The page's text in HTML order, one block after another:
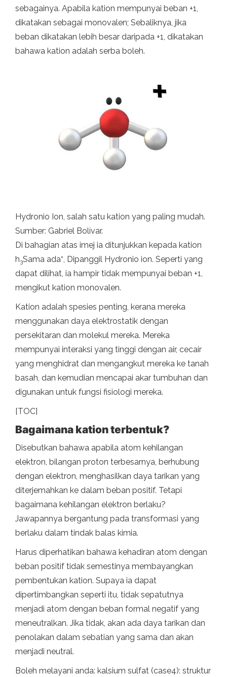
sebagainya. Apabila kation mempunyai beban +1,
dikatakan sebagai monovalen; Sebaliknya, jika
beban dikatakan lebih besar daripada +1, dikatakan
bahawa kation adalah serba boleh.
Hydronio Ion, salah satu kation yang paling mudah.
Sumber: Gabriel Bolívar.
Di bahagian atas imej ia ditunjukkan kepada kation
h3Sama ada+ , Dipanggil Hydronio ion. Seperti yang
dapat dilihat, ia hampir tidak mempunyai beban +1,
mengikut kation monovalen.
Kation adalah spesies penting, kerana mereka
menggunakan daya elektrostatik dengan
persekitaran dan molekul mereka. Mereka
mempunyai interaksi yang tinggi dengan air, cecair
yang menghidrat dan mengangkut mereka ke tanah
basah, dan kemudian mencapai akar tumbuhan dan
digunakan untuk fungsi fisiologi mereka.
[TOC]
Bagaimana kation terbentuk?
Disebutkan bahawa apabila atom kehilangan
elektron, bilangan proton terbesarnya, berhubung
dengan elektron, menghasilkan daya tarikan yang
diterjemahkan ke dalam beban positif. Tetapi
bagaimana kehilangan elektron berlaku?
Jawapannya bergantung pada transformasi yang
berlaku dalam tindak balas kimia.
Harus diperhatikan bahawa kehadiran atom dengan
beban positif tidak semestinya membayangkan
pembentukan kation. Supaya ia dapat
dipertimbangkan seperti itu, tidak sepatutnya
menjadi atom dengan beban formal negatif yang
meneutralkan. Jika tidak, akan ada daya tarikan dan
penolakan dalam sebatian yang sama dan akan
menjadi neutral.
Boleh melayani anda: kalsium sulfat (case4): struktur